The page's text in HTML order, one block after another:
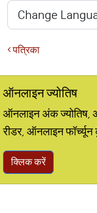
पत्रिका
ऑनलाइन ज्योतिष
ऑनलाइन अंक ज्योतिष,
रीडर, ऑनलाइन
क्लिक करें